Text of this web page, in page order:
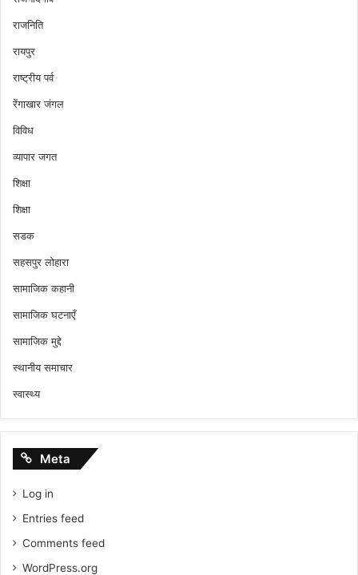
राजनिति
रायपुर
राष्ट्रीय पर्व
रेंगाखार जंगल
विविध
व्यापार जगत
शिक्षा
शिक्षा
सडक
सहसपुर लोहारा
सामाजिक कहानी
सामाजिक घटनाएँ
सामाजिक मुद्दे
स्थानीय समाचार
स्वास्थ्य
Meta
Log in
Entries feed
Comments feed
WordPress.org